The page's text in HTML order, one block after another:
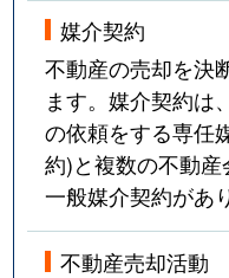
媒介契約
不動産の売却を決
ます。媒介契約は
の依頼をする専任
約)と複数の不動
一般媒介契約があ
不動産売却活動